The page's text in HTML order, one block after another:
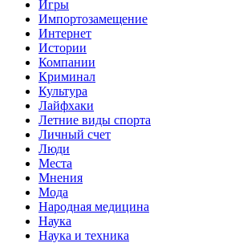
Игры
Импортозамещение
Интернет
Истории
Компании
Криминал
Культура
Лайфхаки
Летние виды спорта
Личный счет
Люди
Места
Мнения
Мода
Народная медицина
Наука
Наука и техника